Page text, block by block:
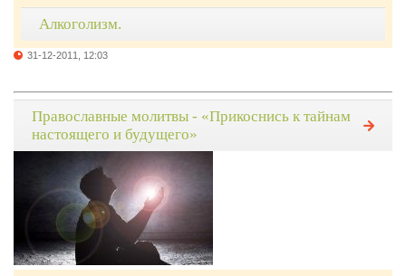
Алкоголизм.
31-12-2011, 12:03
Православные молитвы - «Прикоснись к тайнам
настоящего и будущего»